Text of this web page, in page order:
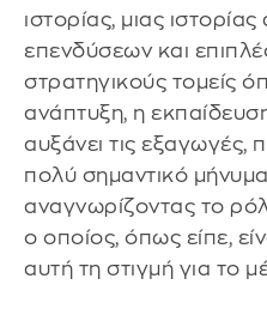
ιστορίας, μιας
επενδύσεων και
στρατηγικούς τομείς
ανάπτυξη, η
αυξάνει τις εξαγωγές,
πολύ σημαντικό
αναγνωρίζοντας το
ο οποίος, όπως είπε,
αυτή τη στιγμή για το